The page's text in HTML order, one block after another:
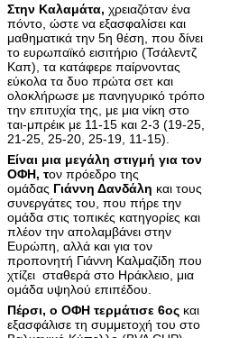
Στην Καλαμάτα, χρειαζόταν ένα
πόντο, ώστε να εξασφαλίσει και
μαθηματικά την 5η θέση, που δίνει
το ευρωπαϊκό εισιτήριο (Τσάλεντζ
Καπ), τα κατάφερε παίρνοντας
εύκολα τα δυο πρώτα σετ και
ολοκλήρωσε με πανηγυρικό τρόπο
την επιτυχία της, με μια νίκη στο
ται-μπρέικ με 11-15 και 2-3 (19-25,
21-25, 25-20, 25-19, 11-15).
Είναι μια μεγάλη στιγμή για τον
ΟΦΗ, τον πρόεδρο της
ομάδας Γιάννη Δανδάλη και τους
συνεργάτες του, που πήρε την
ομάδα στις τοπικές κατηγορίες και
πλέον την απολαμβάνει στην
Ευρώπη, αλλά και για τον
προπονητή Γιάννη Καλμαζίδη που
χτίζει σταθερά στο Ηράκλειο, μια
ομάδα υψηλού επιπέδου.
Πέρσι, ο ΟΦΗ τερμάτισε 6ος και
εξασφάλισε τη συμμετοχή του στο